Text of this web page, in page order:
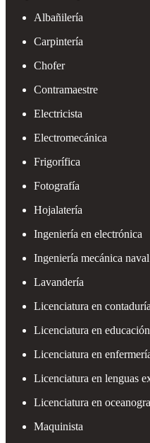
Albañilería
Carpintería
Chofer
Contramaestre
Electricista
Electromecánica
Frigorífica
Fotografía
Hojalatería
Ingeniería en electrónica
Ingeniería mecánica naval
Lavandería
Licenciatura en contaduría
Licenciatura en
Licenciatura en
Licenciatura en lenguas
Licenciatura en
Maquinista